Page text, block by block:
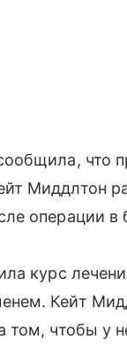
что
Миддлтон
операции
курс
Кейт
том, чтобы у